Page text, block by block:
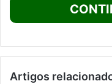
Artigos